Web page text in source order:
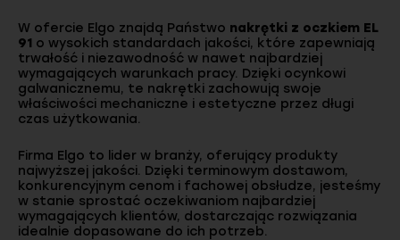
W ofercie Elgo znajdą Państwo nakrętki z oczkiem EL
91 o wysokich standardach jakości, które zapewniają
trwałość i niezawodność w nawet najbardziej
wymagających warunkach pracy. Dzięki ocynkowi
galwanicznemu, te nakrętki zachowują swoje
właściwości mechaniczne i estetyczne przez długi
czas użytkowania.
Firma Elgo to lider w branży, oferujący produkty
najwyższej jakości. Dzięki terminowym dostawom,
konkurencyjnym cenom i fachowej obsłudze, jesteśmy
w stanie sprostać oczekiwaniom najbardziej
wymagających klientów, dostarczając rozwiązania
idealnie dopasowane do ich potrzeb.